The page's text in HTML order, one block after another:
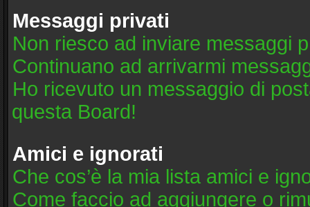
Messaggi privati
Non riesco ad inviare messaggi
Continuano ad arrivarmi
Ho ricevuto un messaggio di
questa Board!
Amici e ignorati
Che cos’è la mia lista amici e
Come faccio ad aggiungere o